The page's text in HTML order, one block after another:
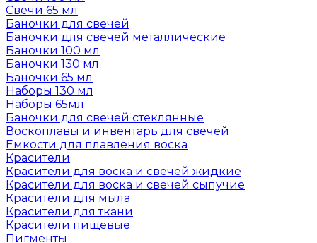
Свечи 65 мл
Баночки для свечей
Баночки для свечей металлические
Баночки 100 мл
Баночки 130 мл
Баночки 65 мл
Наборы 130 мл
Наборы 65мл
Баночки для свечей стеклянные
Воскоплавы и инвентарь для свечей
Емкости для плавления воска
Красители
Красители для воска и свечей жидкие
Красители для воска и свечей сыпучие
Красители для мыла
Красители для ткани
Красители пищевые
Пигменты